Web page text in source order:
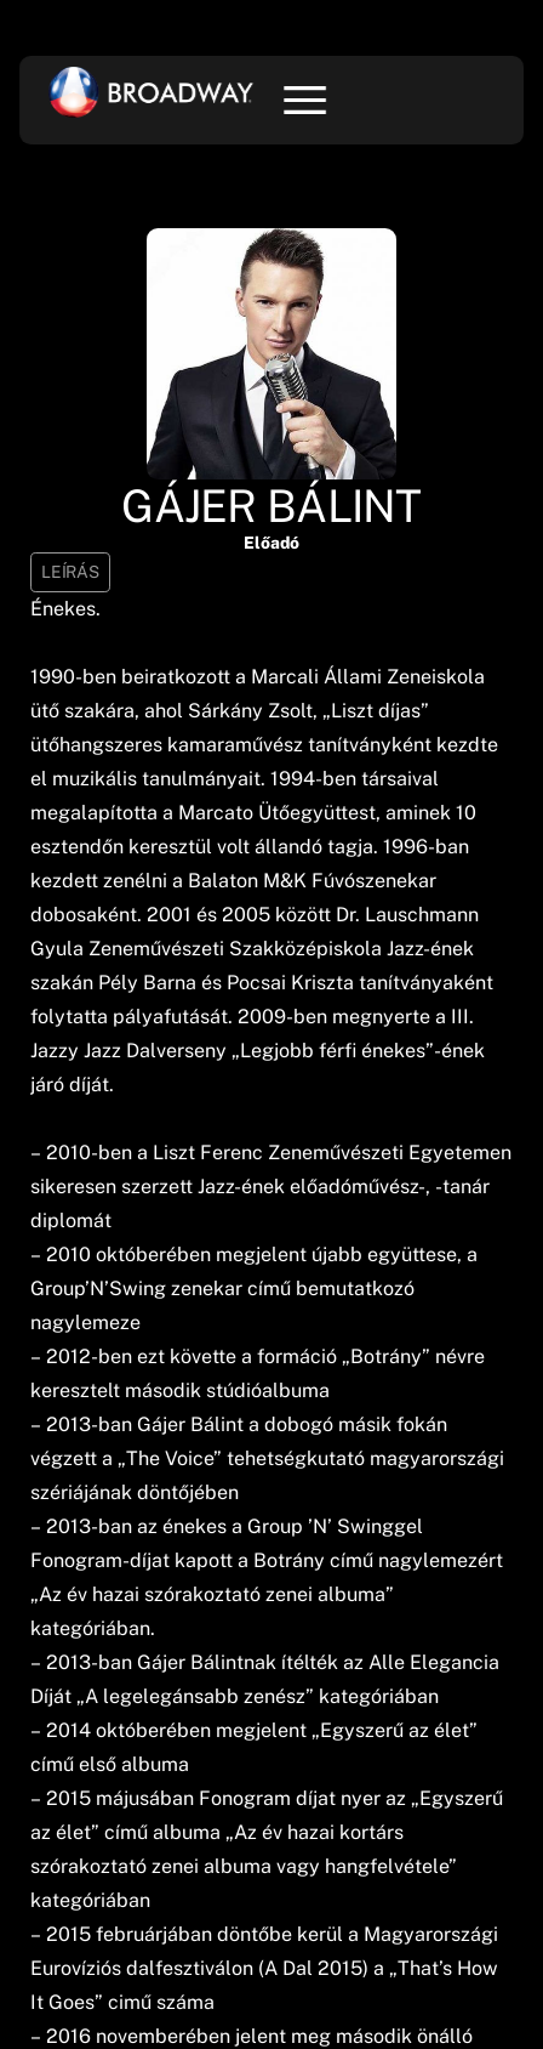
GÁJER BÁLINT
Előadó
LEÍRÁS
Énekes.
1990-ben beiratkozott a Marcali Állami Zeneiskola
ütő szakára, ahol Sárkány Zsolt, „Liszt díjas”
ütőhangszeres kamaraművész tanítványként kezdte
el muzikális tanulmányait. 1994-ben társaival
megalapította a Marcato Ütőegyüttest, aminek 10
esztendőn keresztül volt állandó tagja. 1996-ban
kezdett zenélni a Balaton M&K Fúvószenekar
dobosaként. 2001 és 2005 között Dr. Lauschmann
Gyula Zeneművészeti Szakközépiskola Jazz-ének
szakán Pély Barna és Pocsai Kriszta tanítványaként
folytatta pályafutását. 2009-ben megnyerte a III.
Jazzy Jazz Dalverseny „Legjobb férfi énekes”-ének
járó díját.
– 2010-ben a Liszt Ferenc Zeneművészeti Egyetemen
sikeresen szerzett Jazz-ének előadóművész-, -tanár
diplomát
– 2010 októberében megjelent újabb együttese, a
Group’N’Swing zenekar című bemutatkozó
nagylemeze
– 2012-ben ezt követte a formáció „Botrány” névre
keresztelt második stúdióalbuma
– 2013-ban Gájer Bálint a dobogó másik fokán
végzett a „The Voice” tehetségkutató magyarországi
szériájának döntőjében
– 2013-ban az énekes a Group ’N’ Swinggel
Fonogram-díjat kapott a Botrány című nagylemezért
„Az év hazai szórakoztató zenei albuma”
kategóriában.
– 2013-ban Gájer Bálintnak ítélték az Alle Elegancia
Díját „A legelegánsabb zenész” kategóriában
– 2014 októberében megjelent „Egyszerű az élet”
című első albuma
– 2015 májusában Fonogram díjat nyer az „Egyszerű
az élet” című albuma „Az év hazai kortárs
szórakoztató zenei albuma vagy hangfelvétele”
kategóriában
– 2015 februárjában döntőbe kerül a Magyarországi
Eurovíziós dalfesztiválon (A Dal 2015) a „That’s How
It Goes” cimű száma
– 2016 novemberében jelent meg második önálló